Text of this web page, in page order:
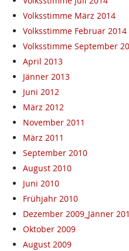
Volksstimme März 2014
Volksstimme Februar 2014
Volksstimme September
April 2013
Jänner 2013
Juni 2012
März 2012
November 2011
März 2011
September 2010
August 2010
Juni 2010
Frühjahr 2010
Dezember 2009_Jänner
Oktober 2009
August 2009